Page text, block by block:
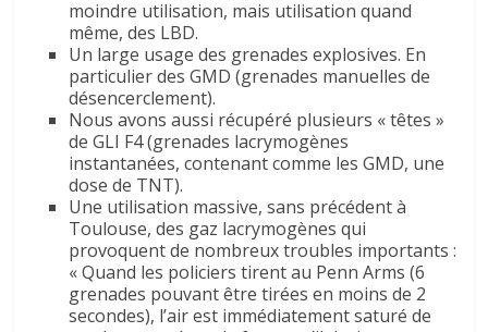
moindre utilisation, mais utilisation quand
même, des LBD.
Un large usage des grenades explosives. En
particulier des GMD (grenades manuelles de
désencerclement).
Nous avons aussi récupéré plusieurs « têtes »
de GLI F4 (grenades lacrymogènes
instantanées, contenant comme les GMD, une
dose de TNT).
Une utilisation massive, sans précédent à
Toulouse, des gaz lacrymogènes qui
provoquent de nombreux troubles importants :
« Quand les policiers tirent au Penn Arms (6
grenades pouvant être tirées en moins de 2
secondes), l’air est immédiatement saturé de